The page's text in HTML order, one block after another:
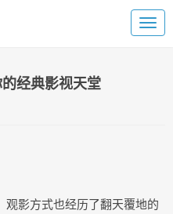
经典影视天堂
观影方式也经历了翻天覆地的